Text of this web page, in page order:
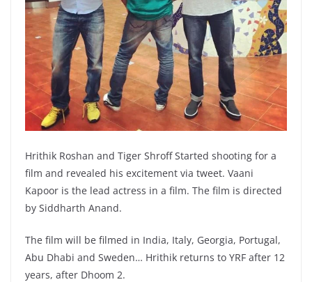
Hrithik Roshan and Tiger Shroff Started shooting for a
film and revealed his excitement via tweet. Vaani
Kapoor is the lead actress in a film. The film is directed
by Siddharth Anand.
The film will be filmed in India, Italy, Georgia, Portugal,
Abu Dhabi and Sweden… Hrithik returns to YRF after 12
years, after Dhoom 2.